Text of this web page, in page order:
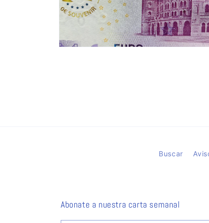
Buscar
Abonate a nuestra carta semanal